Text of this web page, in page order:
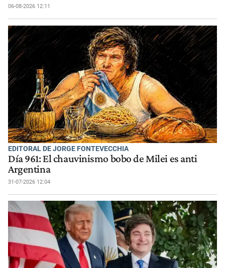
06-08-2026 12:11
EDITORAL DE JORGE FONTEVECCHIA
Día 961: El chauvinismo bobo de Milei es anti
Argentina
31-07-2026 12:04